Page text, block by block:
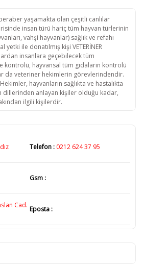
yaşamakta olan çeşitli canlılar
insan türü hariç tüm hayvan türlerinin
vahşi hayvanlar) sağlık ve refahı
ile donatılmış kişi VETERİNER
insanlara geçebilecek tüm
kontrolü, hayvansal tüm gıdaların kontrolü
da veteriner hekimlerin görevlerindendir.
hayvanların sağlıkta ve hastalıkta
dillerinden anlayan kişiler olduğu kadar,
ilgili kişilerdir.
Telefon : 0212 624 37 95
Gsm :
Cad. Eposta :